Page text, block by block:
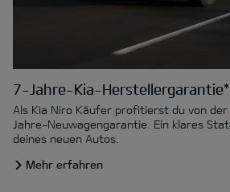
7-Jahre-Kia-Herstellergarantie*
Als Kia Niro Käufer profitierst du von
Jahre-Neuwagengarantie. Ein klares
deines neuen Autos.
Mehr erfahren